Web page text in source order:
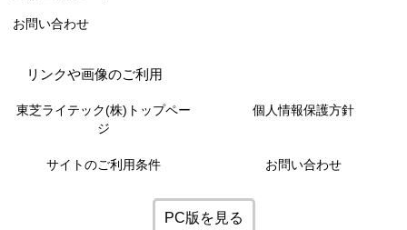
お問い合わせ
リンクや画像のご利用
東芝ライテック(株)トップペー
ジ
個人情報保護方針
サイトのご利用条件 お問い合わせ
PC版を見る